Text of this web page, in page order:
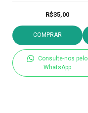
R$35,00
COMPRAR
Consulte-nos pelo
WhatsApp